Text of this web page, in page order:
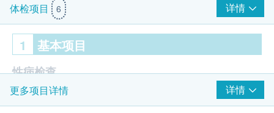
体检项目 6 详情
1 基本项目
性病检查
梅毒血清测试
更多项目详情 详情